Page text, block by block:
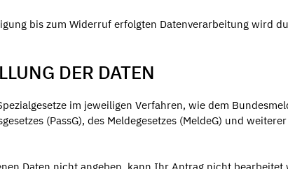
bis zum Widerruf erfolgten Datenverarbeitung wird
DER DATEN
im jeweiligen Verfahren, wie dem
(PassG), des Meldegesetzes (MeldeG) und